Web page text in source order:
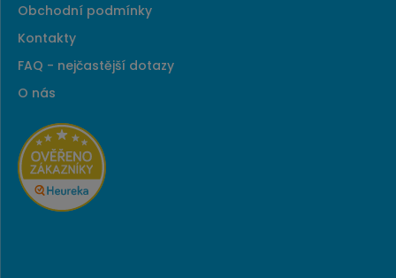
Obchodní podmínky
Kontakty
FAQ - nejčastější dotazy
O nás